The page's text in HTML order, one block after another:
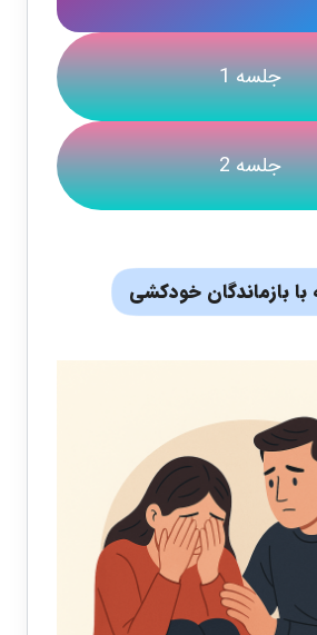
جلسه 1
جلسه 2
بازماندگان خودکشی